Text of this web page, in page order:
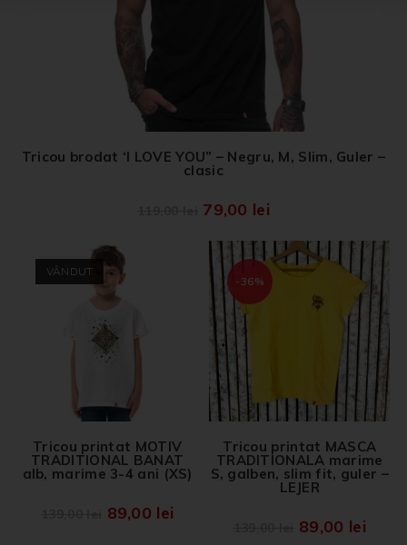
Tricou brodat ‘I LOVE YOU” – Negru, M, Slim, Guler –
clasic
79,00 lei
VÂNDUT
Tricou printat MOTIV
TRADITIONAL BANAT
alb, marime 3-4 ani (XS)
89,00 lei
-36%
Tricou printat MASCA
TRADITIONALA marime
S, galben, slim fit, guler –
LEJER
89,00 lei